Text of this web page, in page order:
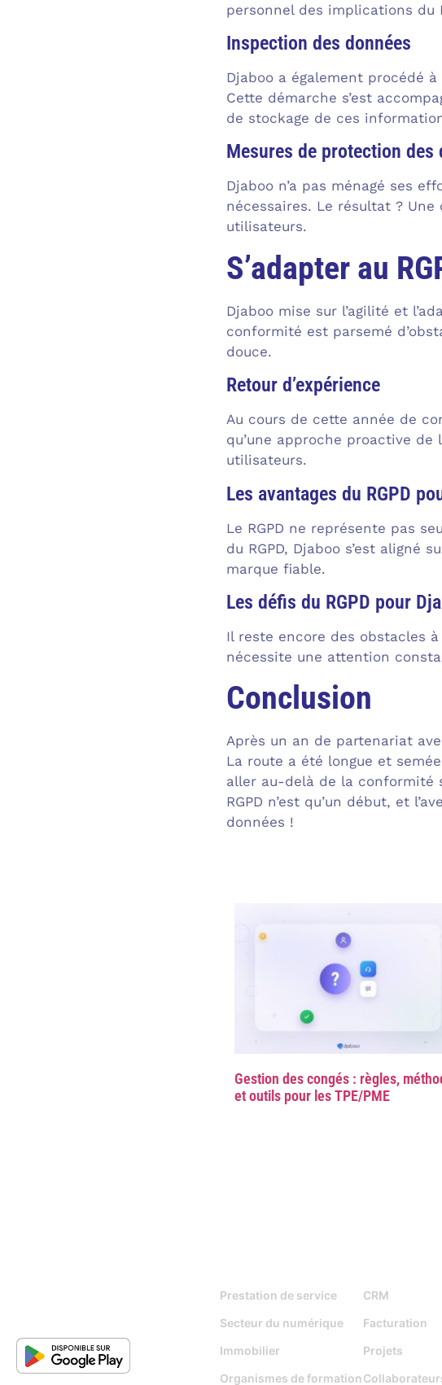
personnel des implications du
Inspection des données
Djaboo a également procédé
Cette démarche s’est
de stockage de ces
Mesures de protection des
Djaboo n’a pas ménagé ses
nécessaires. Le résultat ?
utilisateurs.
S’adapter au
Djaboo mise sur l’agilité et
conformité est parsemé
douce.
Retour d’expérience
Au cours de cette année de
qu’une approche proactive
utilisateurs.
Les avantages du RGPD
Le RGPD ne représente pas
du RGPD, Djaboo s’est
marque fiable.
Les défis du RGPD pour
Il reste encore des obstacles
nécessite une attention
Conclusion
Après un an de partenariat
La route a été longue et
aller au-delà de la conformité
RGPD n’est qu’un début, et
données !
Gestion des congés : règles,
et outils pour les TPE/PME
Prestation de service
Secteur du numérique
Immobilier
Organismes de formation
CRM
Facturation
Projets